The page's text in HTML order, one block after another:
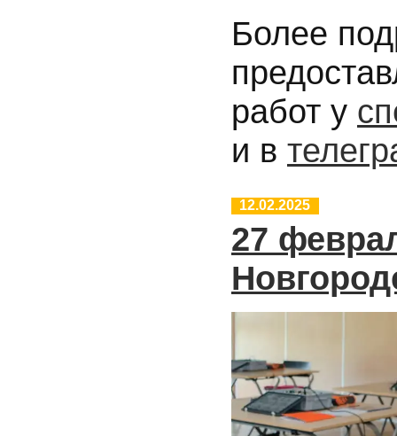
Более
работ у
и в
12.02.2025
27